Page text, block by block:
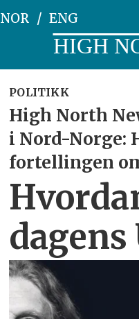
NOR ENG
HIGH
POLITIKK
High North
i Nord-Norge:
fortellingen
dagens